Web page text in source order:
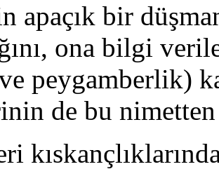
apaçık bir
ona bilgi
peygamberlik)
de bu